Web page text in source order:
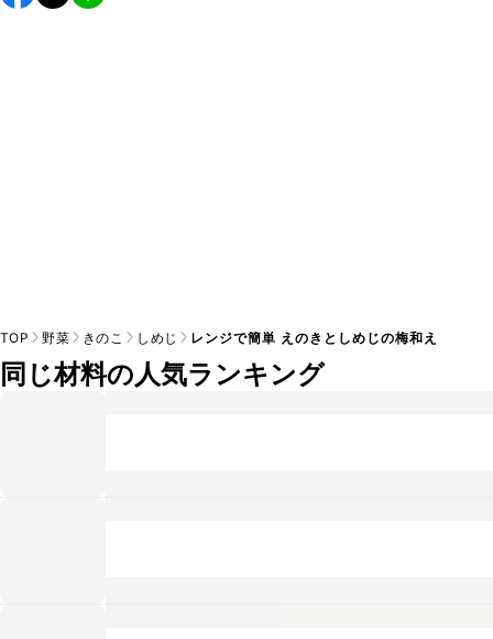
し上がりください。
TOP 野菜 きのこ しめじ レンジで簡単 えのきとしめじの梅和え
同じ材料の人気ランキング